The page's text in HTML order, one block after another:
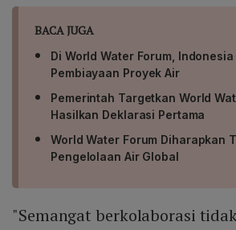
BACA JUGA
Di World Water Forum,
Pembiayaan Proyek Air
Pemerintah Targetkan World
Hasilkan Deklarasi Pertama
World Water Forum Diharapkan
Pengelolaan Air Global
"Semangat berkolaborasi